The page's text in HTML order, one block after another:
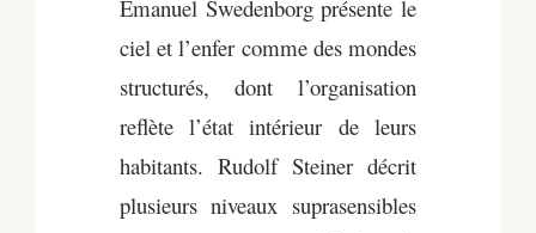
Emanuel Swedenborg présente le
ciel et l’enfer comme des mondes
structurés, dont l’organisation
reflète l’état intérieur de leurs
habitants. Rudolf Steiner décrit
plusieurs niveaux suprasensibles